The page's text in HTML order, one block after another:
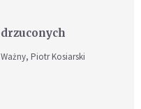
Piotr Kosiarski